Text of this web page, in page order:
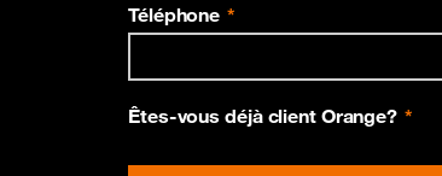
Téléphone
Êtes-vous déjà client Orange?